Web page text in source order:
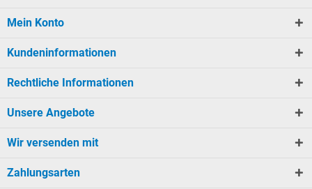
Mein Konto
Kundeninformationen
Rechtliche Informationen
Unsere Angebote
Wir versenden mit
Zahlungsarten